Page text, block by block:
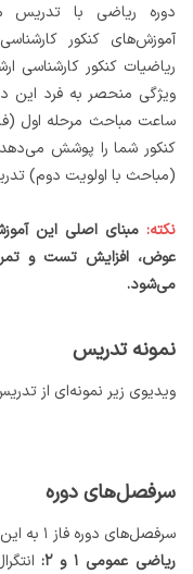
دوره ریاضی با تدریس
آموزش‌های کنکور
کنکور شما را پوشش
(مباحث با اولویت دوم)
نکته: مبنای اصلی این
عوض، افزایش تست و
می‌شود.
نمونه تدریس
ویدیوی زیر نمونه‌ای از
سرفصل‌های دوره
سرفصل‌های دوره فاز ۱ به این شرح است:
ریاضی عمومی ۱ و ۲: